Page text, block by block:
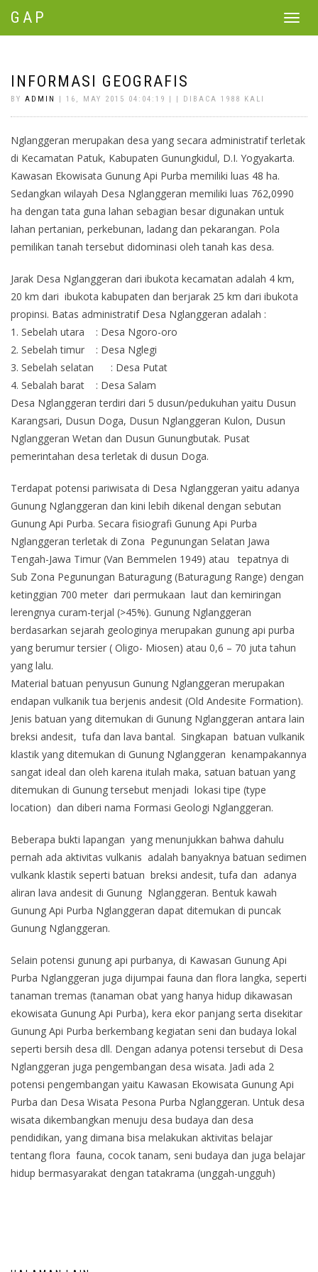
Toggle
GAP
INFORMASI GEOGRAFIS
BY ADMIN | 16, MAY 2015 04:04:19 | | DIBACA 1988 KALI
Nglanggeran merupakan desa yang secara administratif terletak
di Kecamatan Patuk, Kabupaten Gunungkidul, D.I. Yogyakarta.
Kawasan Ekowisata Gunung Api Purba memiliki luas 48 ha.
Sedangkan wilayah Desa Nglanggeran memiliki luas 762,0990
ha dengan tata guna lahan sebagian besar digunakan untuk
lahan pertanian, perkebunan, ladang dan pekarangan. Pola
pemilikan tanah tersebut didominasi oleh tanah kas desa.
Jarak Desa Nglanggeran dari ibukota kecamatan adalah 4 km,
20 km dari ibukota kabupaten dan berjarak 25 km dari ibukota
propinsi. Batas administratif Desa Nglanggeran adalah :
1. Sebelah utara : Desa Ngoro-oro
2. Sebelah timur : Desa Nglegi
3. Sebelah selatan : Desa Putat
4. Sebalah barat : Desa Salam
Desa Nglanggeran terdiri dari 5 dusun/pedukuhan yaitu Dusun
Karangsari, Dusun Doga, Dusun Nglanggeran Kulon, Dusun
Nglanggeran Wetan dan Dusun Gunungbutak. Pusat
pemerintahan desa terletak di dusun Doga.
Terdapat potensi pariwisata di Desa Nglanggeran yaitu adanya
Gunung Nglanggeran dan kini lebih dikenal dengan sebutan
Gunung Api Purba. Secara fisiografi Gunung Api Purba
Nglanggeran terletak di Zona Pegunungan Selatan Jawa
Tengah-Jawa Timur (Van Bemmelen 1949) atau tepatnya di
Sub Zona Pegunungan Baturagung (Baturagung Range) dengan
ketinggian 700 meter dari permukaan laut dan kemiringan
lerengnya curam-terjal (>45%). Gunung Nglanggeran
berdasarkan sejarah geologinya merupakan gunung api purba
yang berumur tersier ( Oligo- Miosen) atau 0,6 – 70 juta tahun
yang lalu.
Material batuan penyusun Gunung Nglanggeran merupakan
endapan vulkanik tua berjenis andesit (Old Andesite Formation).
Jenis batuan yang ditemukan di Gunung Nglanggeran antara lain
breksi andesit, tufa dan lava bantal. Singkapan batuan vulkanik
klastik yang ditemukan di Gunung Nglanggeran kenampakannya
sangat ideal dan oleh karena itulah maka, satuan batuan yang
ditemukan di Gunung tersebut menjadi lokasi tipe (type
location) dan diberi nama Formasi Geologi Nglanggeran.
Beberapa bukti lapangan yang menunjukkan bahwa dahulu
pernah ada aktivitas vulkanis adalah banyaknya batuan sedimen
vulkank klastik seperti batuan breksi andesit, tufa dan adanya
aliran lava andesit di Gunung Nglanggeran. Bentuk kawah
Gunung Api Purba Nglanggeran dapat ditemukan di puncak
Gunung Nglanggeran.
Selain potensi gunung api purbanya, di Kawasan Gunung Api
Purba Nglanggeran juga dijumpai fauna dan flora langka, seperti
tanaman tremas (tanaman obat yang hanya hidup dikawasan
ekowisata Gunung Api Purba), kera ekor panjang serta disekitar
Gunung Api Purba berkembang kegiatan seni dan budaya lokal
seperti bersih desa dll. Dengan adanya potensi tersebut di Desa
Nglanggeran juga pengembangan desa wisata. Jadi ada 2
potensi pengembangan yaitu Kawasan Ekowisata Gunung Api
Purba dan Desa Wisata Pesona Purba Nglanggeran. Untuk desa
wisata dikembangkan menuju desa budaya dan desa
pendidikan, yang dimana bisa melakukan aktivitas belajar
tentang flora fauna, cocok tanam, seni budaya dan juga belajar
hidup bermasyarakat dengan tatakrama (unggah-ungguh)